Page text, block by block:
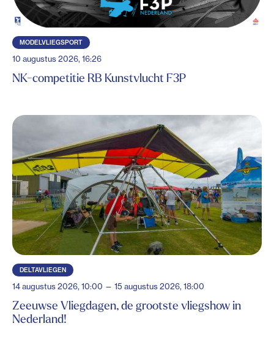
MODELVLIEGSPORT
10 augustus 2026, 16:26
NK-competitie RB Kunstvlucht F3P
DELTAVLIEGEN
14 augustus 2026, 10:00 — 15 augustus 2026, 18:00
Zeeuwse Vliegdagen, de grootste vliegshow in
Nederland!